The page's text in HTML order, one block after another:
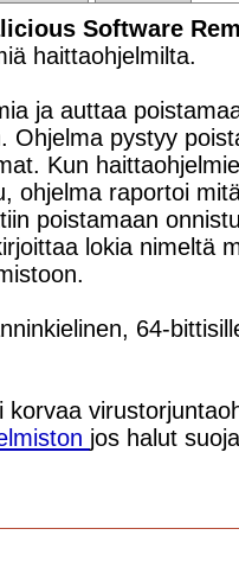
Software
haittaohjelmilta.
ja auttaa
Ohjelma pystyy
Kun
ohjelma raportoi
poistamaan
lokia nimeltä
64-
korvaa
jos halut